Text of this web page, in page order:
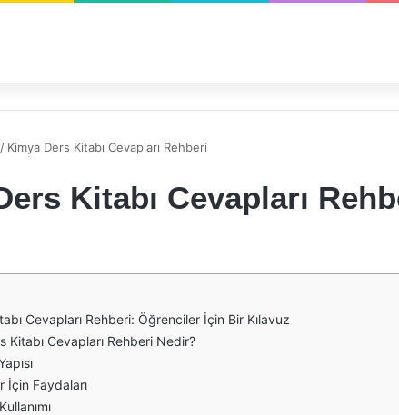
/ Kimya Ders Kitabı Cevapları Rehberi
Kitabı Cevapları
Cevapları Rehberi: Öğrenciler İçin Bir Kılavuz
Kitabı Cevapları Rehberi Nedir?
İçin Faydaları